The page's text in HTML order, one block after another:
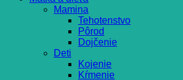
Mamina
Tehotenstvo
Pôrod
Dojčenie
Deti
Kojenie
Kŕmenie